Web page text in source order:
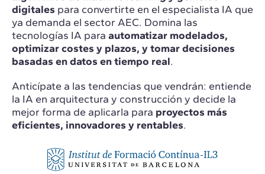
digitales para convertirte en el especialista IA que
ya demanda el sector AEC. Domina las
tecnologías IA para automatizar modelados,
optimizar costes y plazos, y tomar decisiones
basadas en datos en tiempo real.
Anticípate a las tendencias que vendrán: entiende
la IA en arquitectura y construcción y decide la
mejor forma de aplicarla para proyectos más
eficientes, innovadores y rentables.